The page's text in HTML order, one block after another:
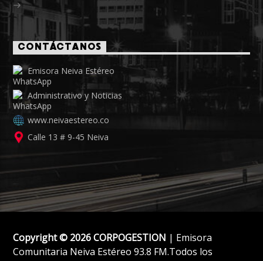
CONTÁCTANOS
Emisora Neiva Estéreo
Administrativo y Noticias
www.neivaestereo.co
Calle 13 # 9-45 Neiva
Copyright © 2026 CORPOGESTION | Emisora
Comunitaria Neiva Estéreo 93.8 FM.Todos los